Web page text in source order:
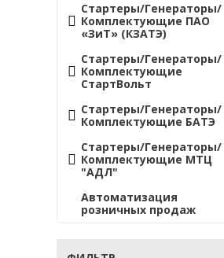
Стартеры/Генераторы/
Комплектующие ПАО
«ЗиТ» (КЗАТЭ)
Стартеры/Генераторы/
Комплектующие
СтартВольт
Стартеры/Генераторы/
Комплектующие БАТЭ
Стартеры/Генераторы/
Комплектующие МТЦ
"АДЛ"
Автоматизация
розничных продаж